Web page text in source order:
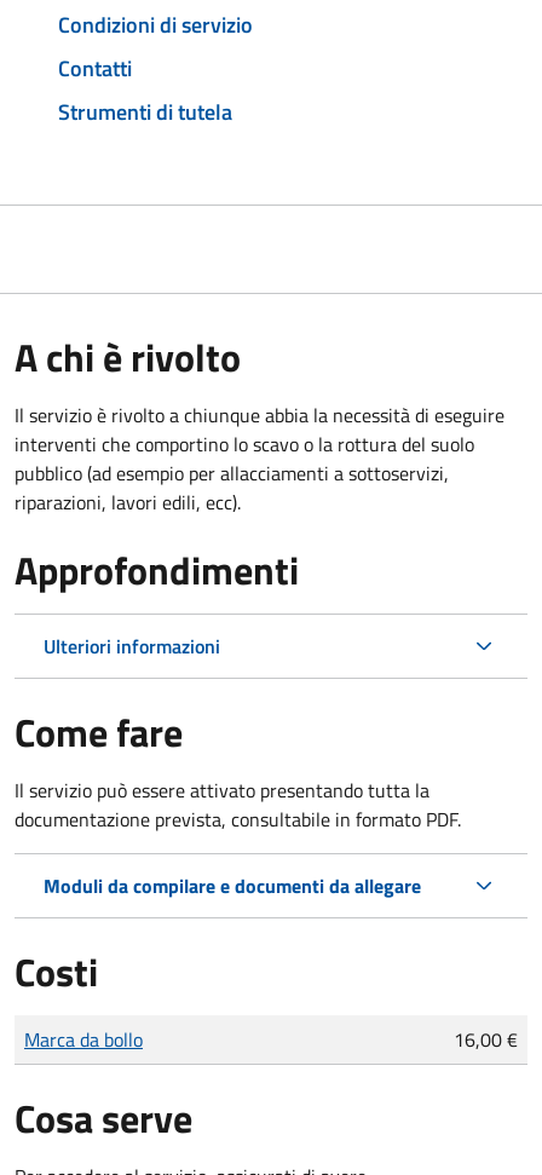
Condizioni di servizio
Contatti
Strumenti di tutela
A chi è rivolto
Il servizio è rivolto a chiunque abbia la necessità di eseguire
interventi che comportino lo scavo o la rottura del suolo
pubblico (ad esempio per allacciamenti a sottoservizi,
riparazioni, lavori edili, ecc).
Approfondimenti
Ulteriori informazioni
Come fare
Il servizio può essere attivato presentando tutta la
documentazione prevista, consultabile in formato PDF.
Moduli da compilare e documenti da allegare
Costi
Tipo di pagamento
Importo
Marca da bollo 16,00 €
Cosa serve